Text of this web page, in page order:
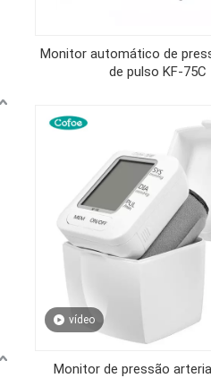
Monitor automático de
de pulso KF-75C
vídeo
Monitor de pressão